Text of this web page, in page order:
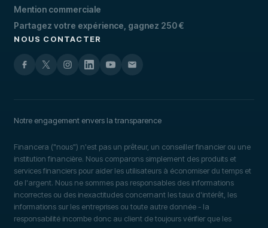
Mention commerciale
Partagez votre expérience, gagnez 250 €
NOUS CONTACTER
Notre engagement envers la transparence
Financera ("nous") n'est pas un prêteur, un conseiller financier ou une
institution financière. Nous comparons simplement des produits et
services financiers pour aider les utilisateurs à économiser du temps et
de l'argent. Nous ne sommes pas responsables des informations
incorrectes ou des inexactitudes concernant les taux d'intérêt, les
informations sur les entreprises ou toute autre donnée - la
responsabilité incombe donc au client de toujours vérifier que les